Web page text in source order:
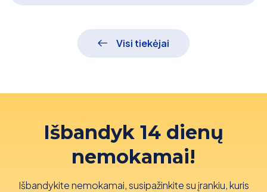
Visi tiekėjai
Išbandyk 14 dienų
nemokamai!
Išbandykite nemokamai, susipažinkite su įrankiu, kuris